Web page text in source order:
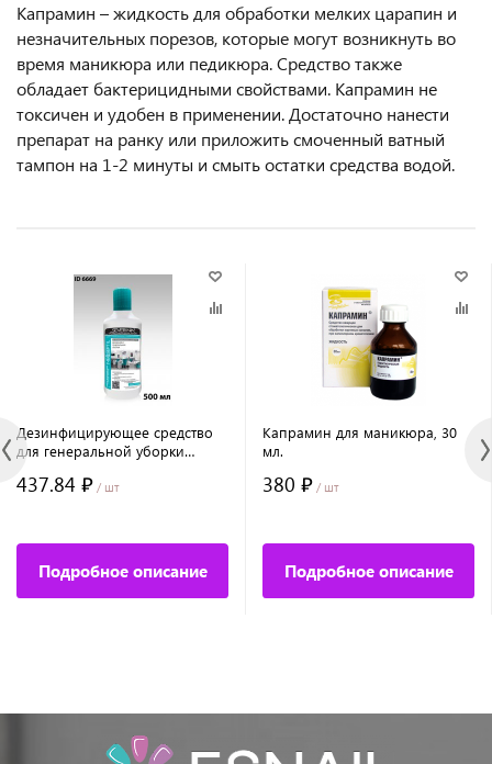
Капрамин – жидкость для обработки мелких царапин и
незначительных порезов, которые могут возникнуть во
время маникюра или педикюра. Средство также
обладает бактерицидными свойствами. Капрамин не
токсичен и удобен в применении. Достаточно нанести
препарат на ранку или приложить смоченный ватный
тампон на 1-2 минуты и смыть остатки средства водой.
Дезинфицирующее средство
для генеральной уборки
437.84 ₽ / шт
Подробное описание
Капрамин для маникюра, 30
мл.
380 ₽ / шт
Подробное описание